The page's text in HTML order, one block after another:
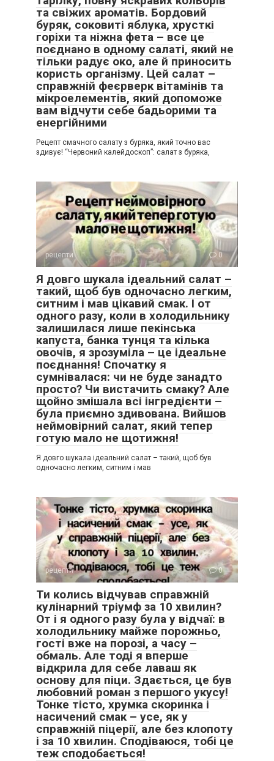
та свіжих ароматів. Бордовий
буряк, соковиті яблука, хрусткі
горіхи та ніжна фета – все це
поєднано в одному салаті, який не
тільки радує око, але й приносить
користь організму. Цей салат –
справжній феєрверк вітамінів та
мікроелементів, який допоможе
вам відчути себе бадьорими та
енергійними
Рецепт смачного салату з буряка, який точно вас
здивує! “Червоний калейдоскоп”: салат з буряка,
рецепти 0
Я довго шукала ідеальний салат –
такий, щоб був одночасно легким,
ситним і мав цікавий смак. І от
одного разу, коли в холодильнику
залишилася лише пекінська
капуста, банка тунця та кілька
овочів, я зрозуміла – це ідеальне
поєднання! Спочатку я
сумнівалася: чи не буде занадто
просто? Чи вистачить смаку? Але
щойно змішала всі інгредієнти –
була приємно здивована. Вийшов
неймовірний салат, який тепер
готую мало не щотижня!
Я довго шукала ідеальний салат – такий, щоб був
одночасно легким, ситним і мав
рецепти 0
Ти колись відчував справжній
кулінарний тріумф за 10 хвилин?
От і я одного разу була у відчаї: в
холодильнику майже порожньо,
гості вже на порозі, а часу –
обмаль. Але тоді я вперше
відкрила для себе лаваш як
основу для піци. Здається, це був
любовний роман з першого укусу!
Тонке тісто, хрумка скоринка і
насичений смак – усе, як у
справжній піцерії, але без клопоту
і за 10 хвилин. Сподіваюся, тобі це
теж сподобається!